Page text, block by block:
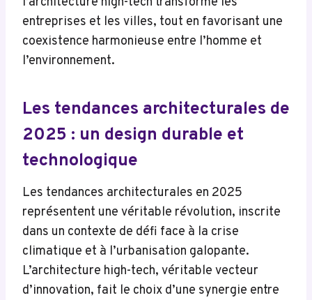
entreprises et les villes, tout en favorisant une
coexistence harmonieuse entre l’homme et
l’environnement.
Les tendances architecturales de
2025 : un design durable et
technologique
Les tendances architecturales en 2025
représentent une véritable révolution, inscrite
dans un contexte de défi face à la crise
climatique et à l’urbanisation galopante.
L’architecture high-tech, véritable vecteur
d’innovation, fait le choix d’une synergie entre